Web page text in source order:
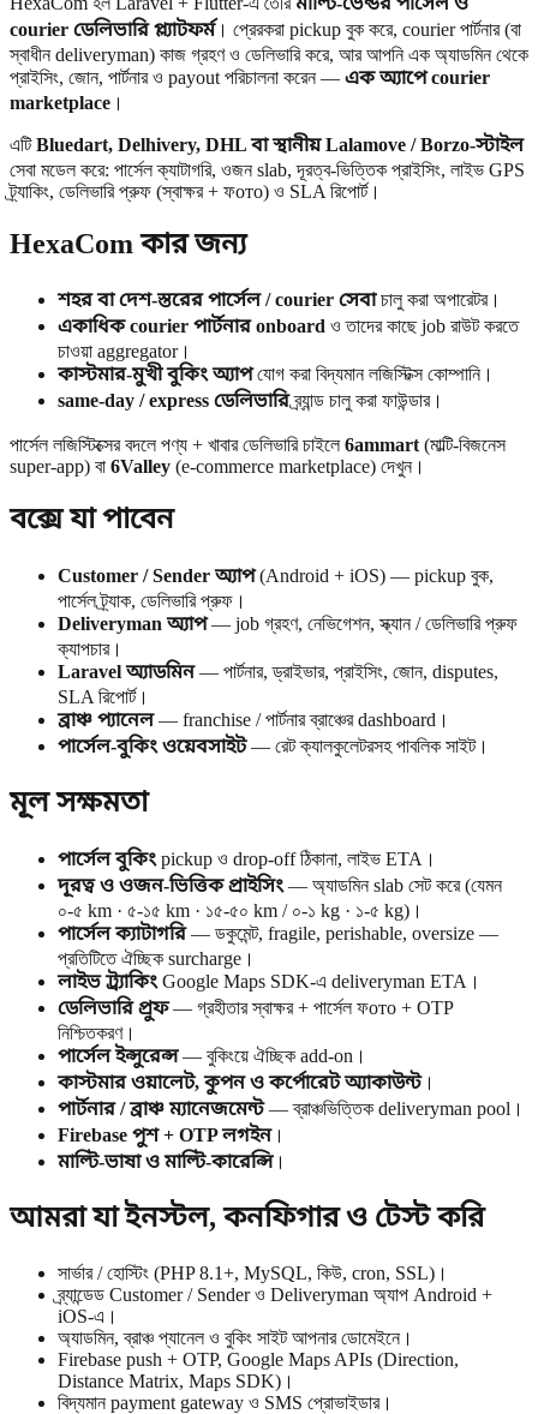
courier ডেলিভারি প্ল্যাটফর্ম। প্রেরকরা pickup বুক করে, courier পার্টনার (বা
স্বাধীন deliveryman) কাজ গ্রহণ ও ডেলিভারি করে, আর আপনি এক অ্যাডমিন থেকে
প্রাইসিং, জোন, পার্টনার ও payout পরিচালনা করেন — এক অ্যাপে courier
marketplace ।
এটিBluedart, Delhivery, DHL বা স্থানীয় Lalamove / Borzo-স্টাইল
সেবা মডেল করে: পার্সেল ক্যাটাগরি, ওজন slab, দূরত্ব-ভিত্তিক প্রাইসিং, লাইভ GPS
ট্র্যাকিং, ডেলিভারি প্রুফ (স্বাক্ষর + ফото) ও SLA রিপোর্ট।
HexaCom কার জন্য
শহর বা দেশ-স্তরের পার্সেল / courier সেবাচালু করা অপারেটর।
একাধিক courier পার্টনার onboard ও তাদের কাছে job রাউট করতে
চাওয়া aggregator।
কাস্টমার-মুখী বুকিং অ্যাপযোগ করা বিদ্যমান লজিস্টিক্স কোম্পানি।
same-day / express ডেলিভারিব্র্যান্ড চালু করা ফাউন্ডার।
পার্সেল লজিস্টিক্সের বদলে পণ্য + খাবার ডেলিভারি চাইলে6ammart(মাল্টি-বিজনেস
super-app) বা 6Valley (e-commerce marketplace) দেখুন।
বক্সে যা পাবেন
Customer / Sender অ্যাপ(Android + iOS) — pickup বুক,
পার্সেল ট্র্যাক, ডেলিভারি প্রুফ।
Deliveryman অ্যাপ— job গ্রহণ, নেভিগেশন, স্ক্যান / ডেলিভারি প্রুফ
ক্যাপচার।
Laravel অ্যাডমিন— পার্টনার, ড্রাইভার, প্রাইসিং, জোন, disputes,
SLA রিপোর্ট।
ব্রাঞ্চ প্যানেল— franchise / পার্টনার ব্রাঞ্চের dashboard।
পার্সেল-বুকিং ওয়েবসাইট— রেট ক্যালকুলেটরসহ পাবলিক সাইট।
মূল সক্ষমতা
পার্সেল বুকিং pickup ও drop-off ঠিকানা, লাইভ ETA।
দূরত্ব ও ওজন-ভিত্তিক প্রাইসিং — অ্যাডমিন slab সেট করে (যেমন
০-৫ km · ৫-১৫ km · ১৫-৫০ km / ০-১ kg · ১-৫ kg)।
পার্সেল ক্যাটাগরি— ডকুমেন্ট, fragile, perishable, oversize —
প্রতিটিতে ঐচ্ছিক surcharge।
লাইভ ট্র্যাকিং Google Maps SDK-এ deliveryman ETA।
ডেলিভারি প্রুফ— গ্রহীতার স্বাক্ষর + পার্সেল ফото + OTP
নিশ্চিতকরণ।
পার্সেল ইন্সুরেন্স— বুকিংয়ে ঐচ্ছিক add-on।
কাস্টমার ওয়ালেট, কুপন ও কর্পোরেট অ্যাকাউন্ট।
পার্টনার / ব্রাঞ্চ ম্যানেজমেন্ট— ব্রাঞ্চভিত্তিক deliveryman pool।
Firebase পুশ + OTP লগইন।
মাল্টি-ভাষা ও মাল্টি-কারেন্সি।
আমরা যা ইনস্টল, কনফিগার ও টেস্ট করি
সার্ভার / হোস্টিং (PHP 8.1+, MySQL, কিউ, cron, SSL)।
ব্র্যান্ডেড Customer / Sender ও Deliveryman অ্যাপ Android +
iOS-এ।
অ্যাডমিন, ব্রাঞ্চ প্যানেল ও বুকিং সাইট আপনার ডোমেইনে।
Firebase push + OTP, Google Maps APIs (Direction,
Distance Matrix, Maps SDK)।
বিদ্যমান payment gateway ও SMS প্রোভাইডার।